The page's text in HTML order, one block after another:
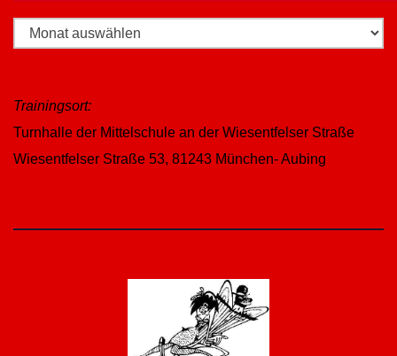
Trainingsort:
Turnhalle der Mittelschule an der Wiesentfelser Straße
Wiesentfelser Straße 53, 81243 München- Aubing